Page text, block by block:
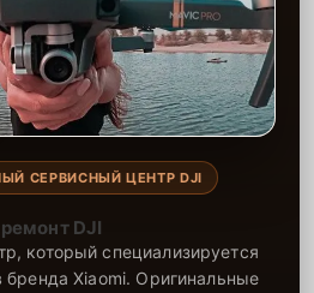
СЕРВИСНЫЙ ЦЕНТР DJI
DJI
который специализируется
бренда Xiaomi. Оригинальные